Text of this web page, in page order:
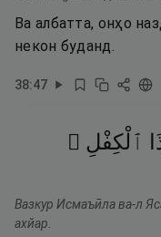
Ва албатта, онҳо
некон буданд.
38:47
ٱلْكِفْلِ ۖ
Вазкур Исмаъӣла ва-л
ахйар.